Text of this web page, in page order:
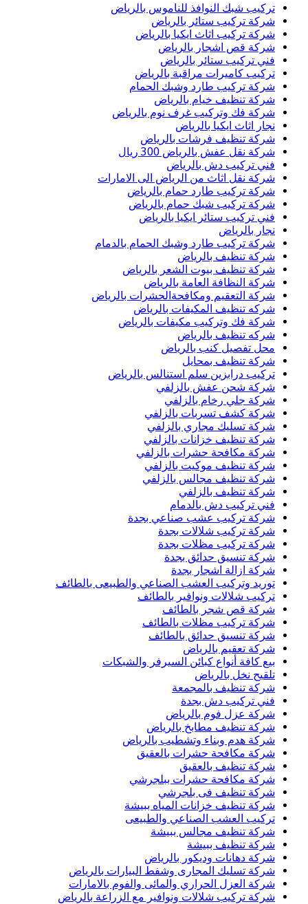
تركيب شبك النوافذ للناموس بالرياض
شركة تركيب ستائر بالرياض
شركة تركيب اثاث ايكيا بالرياض
شركة قص اشجار بالرياض
فني تركيب ستائر بالرياض
تركيب كاميرات مراقبة بالرياض
شركة تركيب طارد وشبك الحمام
شركة تنظيف خيام بالرياض
شركة فك وتركيب غرف نوم بالرياض
نجار اثاث ايكيا بالرياض
شركة تنظيف فرشات بالرياض
شركة نقل عفش بالرياض 300 ريال
فني تركيب دش بالرياض
شركة نقل اثاث من الرياض الى الامارات
شركة تركيب طارد حمام بالرياض
شركة تركيب شبك حمام بالرياض
فني تركيب ستائر ايكيا بالرياض
نجار بالرياض
شركة تركيب طارد وشبك الحمام بالدمام
شركة تنظيف بالرياض
شركة تنظيف بيوت الشعر بالرياض
شركة النظافة العامة بالرياض
شركة التعقيم ومكافحةالحشرات بالرياض
شركه تنظيف المكيفات بالرياض
شركة فك وتركيب مكيفات بالرياض
شركه تنظيف بالرياض
محل تفصيل كنب بالرياض
شركة تنظيف بمحايل
تركيب درابزين سلم استنالس بالرياض
شركة شحن عفش بالزلفي
شركة جلي رخام بالزلفي
شركة كشف تسربات بالزلفي
شركة تسليك مجاري بالزلفي
شركة تنظيف خزانات بالزلفي
شركة مكافحة حشرات بالزلفي
شركة تنظيف موكيت بالزلفي
شركة تنظيف مجالس بالزلفي
شركة تنظيف بالزلفي
فني تركيب دش بالدمام
شركة تركيب عشب صناعي بجدة
شركة تركيب شلالات بجدة
شركة تركيب مظلات بجدة
شركة تنسيق حدائق بجدة
شركة ازالة اشجار بجدة
توريد وتركيب العشب الصناعي والطبيعى بالطائف
تركيب شلالات ونوافير بالطائف
شركة قص شجر بالطائف
شركة تركيب مظلات بالطائف
شركة تنسيق حدائق بالطائف
شركة تعقيم بالرياض
بيع كافة أنواع كبائن السيرفر والشبكات
تلقيح نخل بالرياض
شركة تنظيف بالمجمعة
فني تركيب دش بجدة
شركة عزل فوم بالرياض
شركة تنظيف مطابخ بالرياض
شركة هدم وبناء وتشطيب بالرياض
شركة مكافحة حشرات بالعقيق
شركة تنظيف بالعقيق
شركة مكافحة حشرات ببلجرشي
شركة تنظيف فى بلجرشي
شركة تنظيف خزانات المياه ببيشة
تركيب العشب الصناعي والطبيعى
شركة تنظيف مجالس ببيشة
شركة تنظيف ببيشة
شركة دهانات وديكور بالرياض
شركة تسليك المجارى وشفط البيارات بالرياض
شركة العزل الحراري والمائى والفوم بالامارات
شركة تركيب شلالات ونوافير مع الزراعة بالرياض